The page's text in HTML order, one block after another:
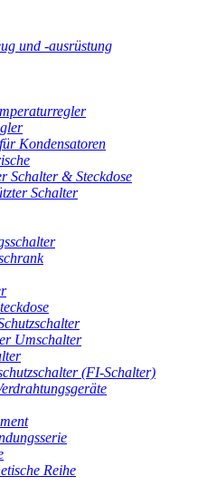
und -ausrüstung
Kondensatoren
Schalter & Steckdose
Schalter
Umschalter
(FI-Schalter)
Reihe